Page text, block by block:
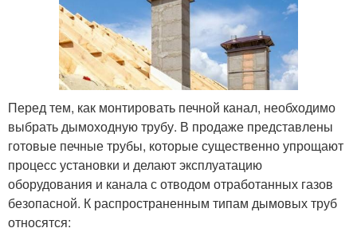
Перед тем, как монтировать печной канал, необходимо
выбрать дымоходную трубу. В продаже представлены
готовые печные трубы, которые существенно упрощают
процесс установки и делают эксплуатацию
оборудования и канала с отводом отработанных газов
безопасной. К распространенным типам дымовых труб
относятся: